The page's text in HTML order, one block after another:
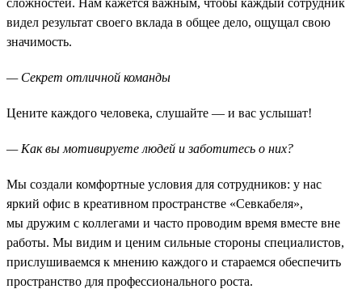
видел результат своего вклада в общее дело, ощущал свою
значимость.
— Секрет отличной команды
Цените каждого человека, слушайте — и вас услышат!
— Как вы мотивируете людей и заботитесь о них?
Мы создали комфортные условия для сотрудников: у нас
яркий офис в креативном пространстве «Севкабеля»,
мы дружим с коллегами и часто проводим время вместе вне
работы. Мы видим и ценим сильные стороны специалистов,
прислушиваемся к мнению каждого и стараемся обеспечить
пространство для профессионального роста.